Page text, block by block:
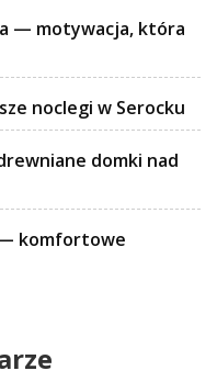
— motywacja, która
noclegi w Serocku
domki nad
— komfortowe